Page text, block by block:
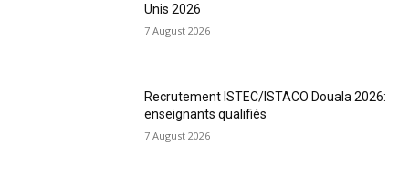
Unis 2026
7 August 2026
Recrutement ISTEC/ISTACO Douala 2026:
enseignants qualifiés
7 August 2026